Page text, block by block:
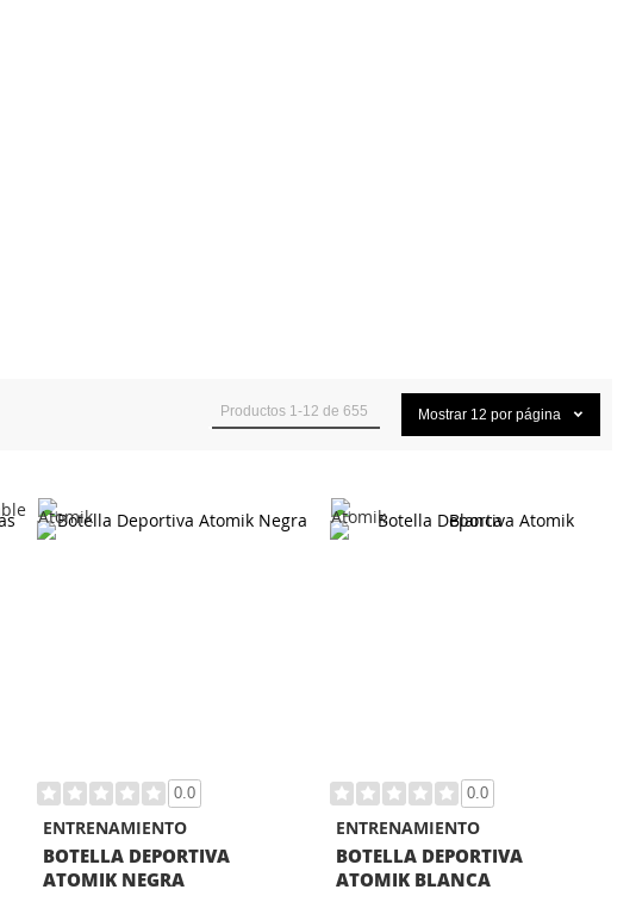
Productos 1 -12 de 655 Mostrar 12 por página
0.0
ENTRENAMIENTO
BOTELLA DEPORTIVA
ATOMIK NEGRA
0.0
ENTRENAMIENTO
BOTELLA DEPORTIVA
ATOMIK BLANCA